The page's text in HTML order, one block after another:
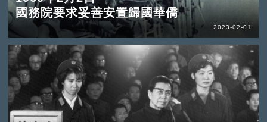
國務院要求妥善安置歸國華僑
2023-02-01